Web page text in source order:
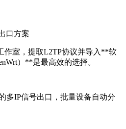
口方案
作室，提取L2TP协议并导入**软
）**是最高效的选择。
多IP信号出口，批量设备自动分